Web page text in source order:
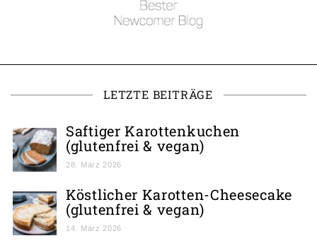
LETZTE BEITRÄGE
Saftiger Karottenkuchen
(glutenfrei & vegan)
28. März 2026
Köstlicher Karotten-Cheesecake
(glutenfrei & vegan)
14. März 2026